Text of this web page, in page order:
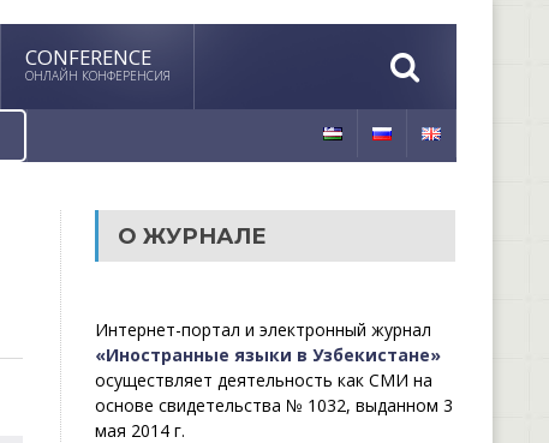
CONFERENCE
ОНЛАЙН КОНФЕРЕНСИЯ
О ЖУРНАЛЕ
Интернет-портал и электронный журнал
«Иностранные языки в Узбекистане»
осуществляет деятельность как СМИ на
основе свидетельства № 1032, выданном 3
мая 2014 г.